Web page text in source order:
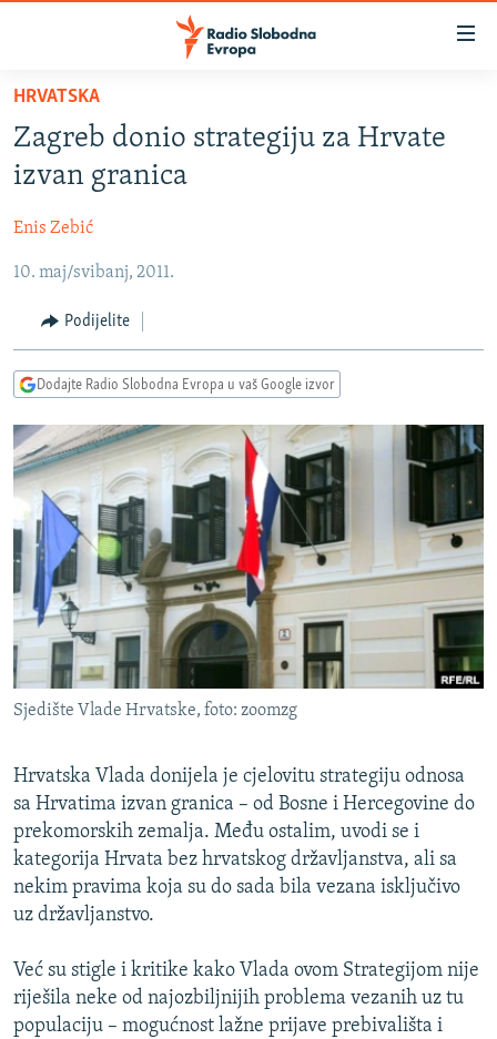
Pređite
glavni
sadržaj
na
navigaciju
Pređite
pretragu
BOSNA I HERCEGOVINA
KOSOVO
CRNA GORA
VIZUELNO
FOTOGALERIJE
INFOGRAFIKE
PODCASTI
RAT U UKRAJINI
KINA NA BALKANU
RSE PRIČE IZ SVIJETA
ISPRIČAJ MI
DNEVNO@RSE
SPECIJALI RSE
VIŠE OD NASLOVA
GENOCID U SREBRENICI
POPLAVE I KLIZIŠTA U BIH 2024.
POST SCRIPTUM
MOJA EVROPA
TRI DECENIJE OD RATA U BIH
SVE KARTE DEJTONA
NASTANAK I RASPAD JUGOSLAVIJE
PRATITE NAS
Sve RFE/RL stranice
HRVATSKA
Zagreb donio strategiju za Hrvate
izvan granica
Enis Zebić
10. maj/svibanj, 2011.
Podijelite
Dodajte Radio Slobodna Evropa u vaš Google izvor
Sjedište Vlade Hrvatske, foto: zoomzg
Hrvatska Vlada donijela je cjelovitu strategiju odnosa
sa Hrvatima izvan granica – od Bosne i Hercegovine do
prekomorskih zemalja. Među ostalim, uvodi se i
kategorija Hrvata bez hrvatskog državljanstva, ali sa
nekim pravima koja su do sada bila vezana isključivo
uz državljanstvo.
Već su stigle i kritike kako Vlada ovom Strategijom nije
riješila neke od najozbiljnijih problema vezanih uz tu
populaciju – mogućnost lažne prijave prebivališta i